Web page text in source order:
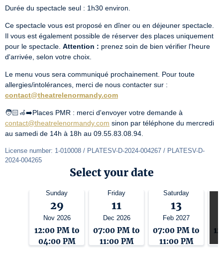
Durée du spectacle seul : 1h30 environ.
Ce spectacle vous est proposé en dîner ou en déjeuner spectacle.
Il vous est également possible de réserver des places uniquement
pour le spectacle. Attention : prenez soin de bien vérifier l'heure
d'arrivée, selon votre choix.
Le menu vous sera communiqué prochainement. Pour toute
contact@theatrelenormandy.com
contact@theatrelenormandy.com sinon par téléphone du mercredi
au samedi de 14h à 18h au 09.55.83.08.94.
License number: 1-010008 / PLATESV-D-2024-004267 / PLATESV-D-
2024-004265
Select your date
Sunday
29
Nov 2026
12:00 PM to
04:00 PM
Friday
11
Dec 2026
07:00 PM to
11:00 PM
Saturday
13
Feb 2027
07:00 PM to
11:00 PM